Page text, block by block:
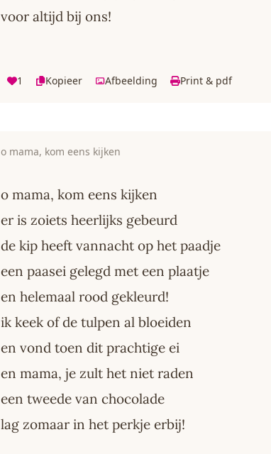
voor altijd bij ons!
1 Kopieer Afbeelding Print & pdf
o mama, kom eens kijken
o mama, kom eens kijken
er is zoiets heerlijks gebeurd
de kip heeft vannacht op het paadje
een paasei gelegd met een plaatje
en helemaal rood gekleurd!
ik keek of de tulpen al bloeiden
en vond toen dit prachtige ei
en mama, je zult het niet raden
een tweede van chocolade
lag zomaar in het perkje erbij!